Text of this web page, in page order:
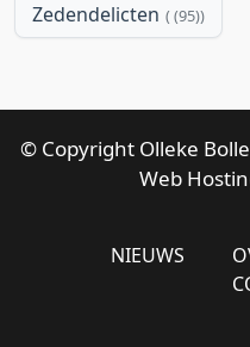
Zedendelicten (95)
© Copyright Olleke
Web
NIEUWS